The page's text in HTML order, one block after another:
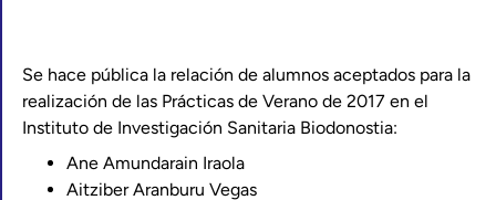
Se hace pública la relación de alumnos aceptados para la
realización de las Prácticas de Verano de 2017 en el
Instituto de Investigación Sanitaria Biodonostia:
Ane Amundarain Iraola
Aitziber Aranburu Vegas